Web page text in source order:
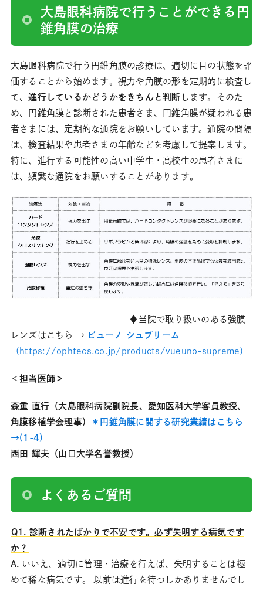
大島眼科病院で行うことができる円
錐角膜の治療
大島眼科病院で行う円錐角膜の診療は、適切に目の状態を評
価することから始めます。視力や角膜の形を定期的に検査し
て、進行しているかどうかをきちんと判断 します。そのた
め、円錐角膜と診断された患者さま、円錐角膜が疑われる患
者さまには、定期的な通院をお願いしています。通院の間隔
は、検査結果や患者さまの年齢などを考慮して提案します。
特に、進行する可能性の高い中学生・高校生の患者さまに
は、頻繁な通院をお願いすることがあります。
♦当院で取り扱いのある強膜
レンズはこちら → ビューノ シュプリーム
（https://ophtecs.co.jp/products/vueuno-supreme）
＜担当医師＞
森重 直行（大島眼科病院副院長、愛知医科大学客員教授、
角膜移植学会理事）
＊円錐角膜に関する研究業績はこちら
→(1-4)
西田 輝夫（山口大学名誉教授）
よくあるご質問
Q1. 診断されたばかりで不安です。必ず失明する病気です
か？
A. いいえ、適切に管理・治療を行えば、失明することは極
めて稀な病気です。 以前は進行を待つしかありませんでし